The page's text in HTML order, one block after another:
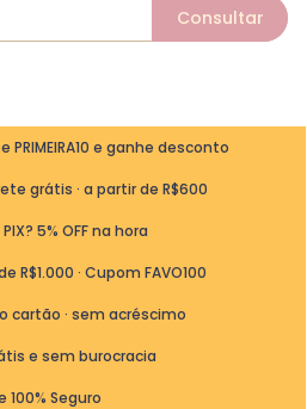
PRIMEIRA10 e ganhe desconto
grátis · a partir de R$600
5% OFF na hora
R$1.000 · Cupom FAVO100
cartão · sem acréscimo
e sem burocracia
100% Seguro